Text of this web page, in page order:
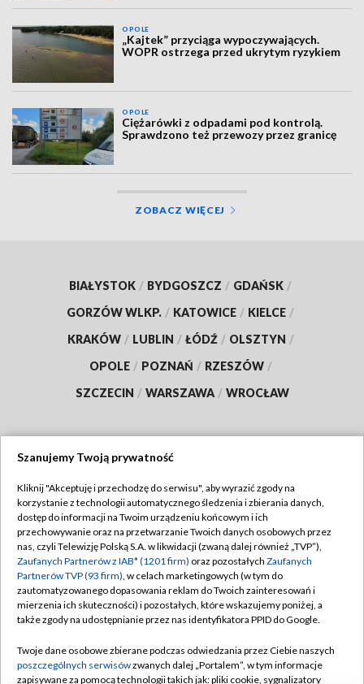
OPOLE
„Kajtek” przyciąga wypoczywających.
WOPR ostrzega przed ukrytym ryzykiem
OPOLE
Ciężarówki z odpadami pod kontrolą.
Sprawdzono też przewozy przez granicę
ZOBACZ WIĘCEJ
BIAŁYSTOK / BYDGOSZCZ / GDAŃSK /
GORZÓW WLKP. / KATOWICE / KIELCE /
KRAKÓW / LUBLIN / ŁÓDŹ / OLSZTYN /
OPOLE / POZNAŃ / RZESZÓW /
SZCZECIN / WARSZAWA / WROCŁAW
TVP
Abonament TVP
Emisja w TVP
Centrum informacji TVP
Naziemna Telewizja Cyfrowa
Rada Programowa
Regulamin TVP
Polityka prywatności
Moje zgody
Pomoc
Kontakt
Szanujemy Twoją prywatność
Kliknij "Akceptuję i przechodzę do serwisu", aby wyrazić zgody na
korzystanie z technologii automatycznego śledzenia i zbierania danych,
dostęp do informacji na Twoim urządzeniu końcowym i ich
przechowywanie oraz na przetwarzanie Twoich danych osobowych przez
nas, czyli Telewizję Polską S.A. w likwidacji (zwaną dalej również „TVP”),
Zaufanych Partnerów z IAB* (1201 firm) oraz pozostałych Zaufanych
Partnerów TVP (93 firm), w celach marketingowych (w tym do
zautomatyzowanego dopasowania reklam do Twoich zainteresowań i
mierzenia ich skuteczności) i pozostałych, które wskazujemy poniżej, a
także zgody na udostępnianie przez nas identyfikatora PPID do Google.
Twoje dane osobowe zbierane podczas odwiedzania przez Ciebie naszych
poszczególnych serwisówzwanych dalej „Portalem”, w tym informacje
zapisywane za pomocą technologii takich jak: pliki cookie, sygnalizatory